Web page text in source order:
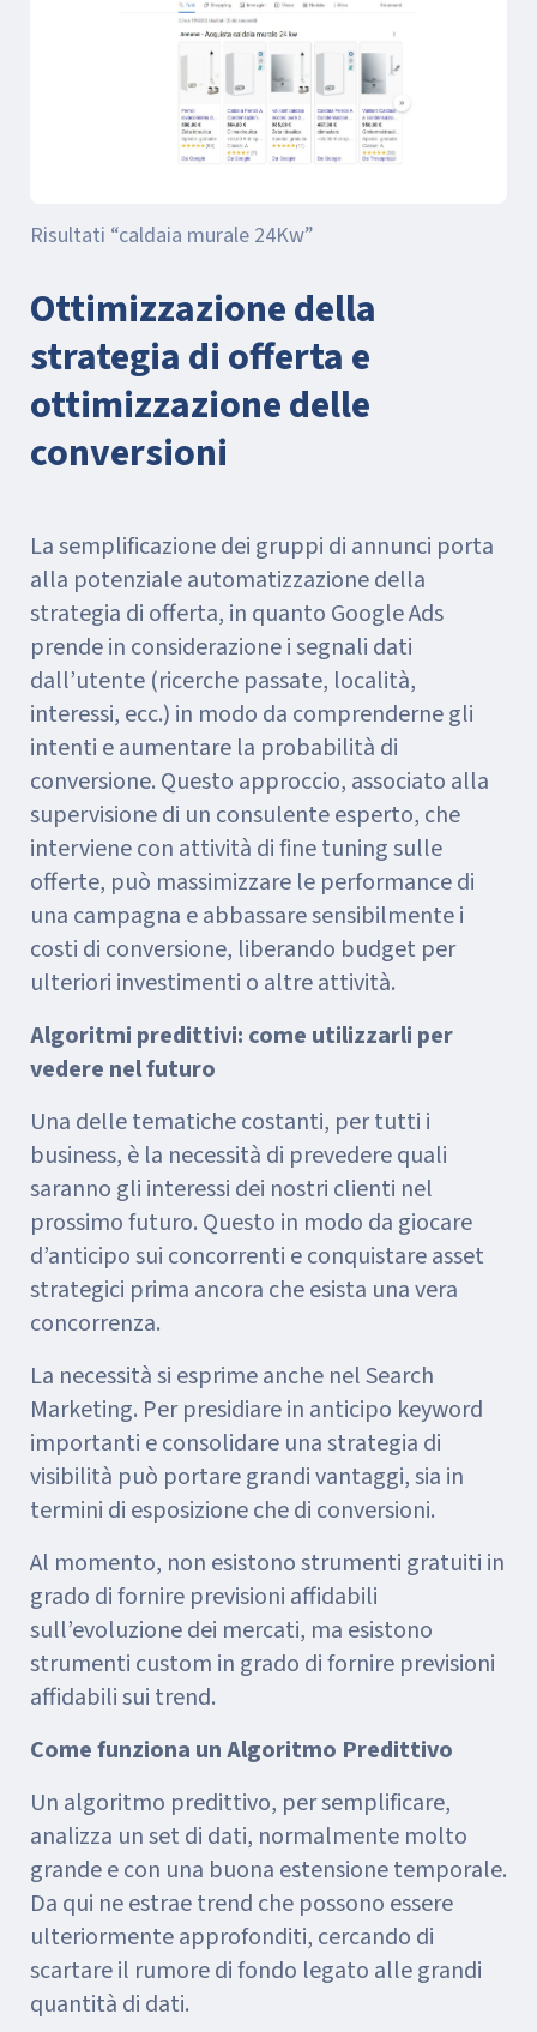
Risultati “caldaia murale 24Kw”
Ottimizzazione della
strategia di offerta e
ottimizzazione delle
conversioni
La semplificazione dei gruppi di annunci porta
alla potenziale automatizzazione della
strategia di offerta, in quanto Google Ads
prende in considerazione i segnali dati
dall’utente (ricerche passate, località,
interessi, ecc.) in modo da comprenderne gli
intenti e aumentare la probabilità di
conversione. Questo approccio, associato alla
supervisione di un consulente esperto, che
interviene con attività di fine tuning sulle
offerte, può massimizzare le performance di
una campagna e abbassare sensibilmente i
costi di conversione, liberando budget per
ulteriori investimenti o altre attività.
Algoritmi predittivi: come utilizzarli per
vedere nel futuro
Una delle tematiche costanti, per tutti i
business, è la necessità di prevedere quali
saranno gli interessi dei nostri clienti nel
prossimo futuro. Questo in modo da giocare
d’anticipo sui concorrenti e conquistare asset
strategici prima ancora che esista una vera
concorrenza.
La necessità si esprime anche nel Search
Marketing. Per presidiare in anticipo keyword
importanti e consolidare una strategia di
visibilità può portare grandi vantaggi, sia in
termini di esposizione che di conversioni.
Al momento, non esistono strumenti gratuiti in
grado di fornire previsioni affidabili
sull’evoluzione dei mercati, ma esistono
strumenti custom in grado di fornire previsioni
affidabili sui trend.
Come funziona un Algoritmo Predittivo
Un algoritmo predittivo, per semplificare,
analizza un set di dati, normalmente molto
grande e con una buona estensione temporale.
Da qui ne estrae trend che possono essere
ulteriormente approfonditi, cercando di
scartare il rumore di fondo legato alle grandi
quantità di dati.